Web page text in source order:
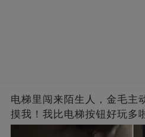
电梯里闯来陌生人，金毛主
摸我！我比电梯按钮好玩多